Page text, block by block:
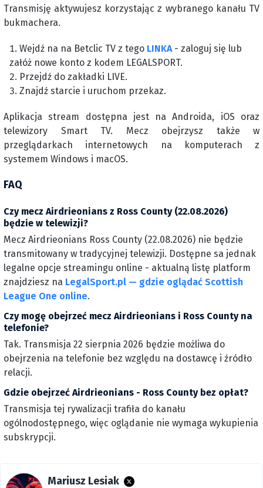
Transmisję aktywujesz korzystając z wybranego kanału TV
bukmachera.
Wejdź na na Betclic TV z tego LINKA- zaloguj się lub
załóż nowe konto z kodem LEGALSPORT.
Przejdź do zakładki LIVE.
Znajdź starcie i uruchom przekaz.
Aplikacja stream dostępna jest na Androida, iOS oraz
telewizory Smart TV. Mecz obejrzysz także w
przeglądarkach internetowych na komputerach z
systemem Windows i macOS.
FAQ
Czy mecz Airdrieonians z Ross County (22.08.2026)
będzie w telewizji?
Mecz Airdrieonians Ross County (22.08.2026) nie będzie
transmitowany w tradycyjnej telewizji. Dostępne sa jednak
legalne opcje streamingu online - aktualną listę platform
znajdziesz na LegalSport.pl — gdzie oglądać Scottish
League One online.
Czy mogę obejrzeć mecz Airdrieonians i Ross County na
telefonie?
Tak. Transmisja 22 sierpnia 2026 będzie możliwa do
obejrzenia na telefonie bez względu na dostawcę i źródło
relacji.
Gdzie obejrzeć Airdrieonians - Ross County bez opłat?
Transmisja tej rywalizacji trafiła do kanału
ogólnodostępnego, więc oglądanie nie wymaga wykupienia
subskrypcji.
Mariusz Lesiak